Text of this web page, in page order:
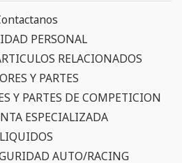
PERSONAL
RELACIONADOS
Y PARTES
Y PARTES DE COMPETICION
ESPECIALIZADA
LIQUIDOS
AUTO/RACING